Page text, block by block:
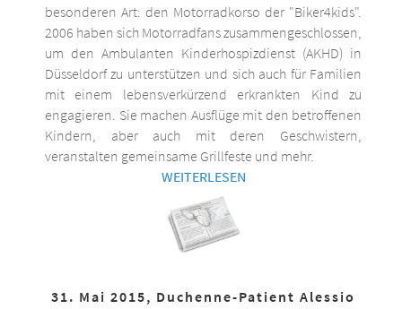
besonderen Art: den Motorradkorso der "Biker4kids".
2006 haben sich Motorradfans zusammengeschlossen,
um den Ambulanten Kinderhospizdienst (AKHD) in
Düsseldorf zu unterstützen und sich auch für Familien
mit einem lebensverkürzend erkrankten Kind zu
engagieren. Sie machen Ausflüge mit den betroffenen
Kindern, aber auch mit deren Geschwistern,
veranstalten gemeinsame Grillfeste und mehr.
WEITERLESEN
31. Mai 2015, Duchenne-Patient Alessio